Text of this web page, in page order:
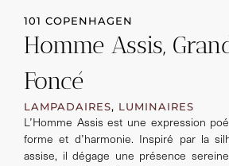
101 COPENHAGEN
Homme Assis,
Foncé
LAMPADAIRES, LUMINAIRES
L’Homme Assis est une expression
forme et d’harmonie. Inspiré par la
assise, il dégage une présence